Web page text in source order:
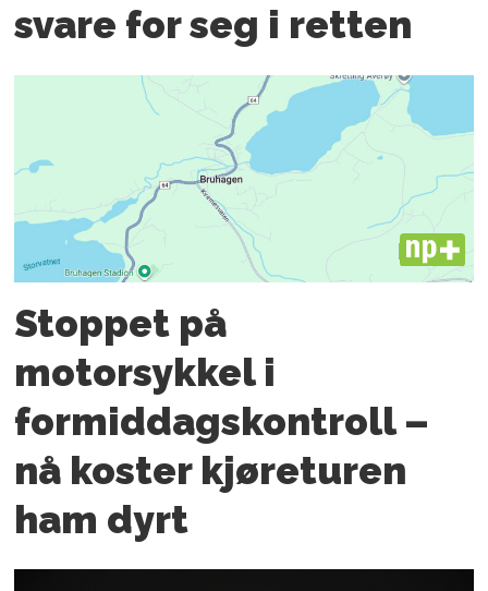
svare for seg i retten
PLUS
Stoppet på
motorsykkel i
formiddagskontroll –
nå koster kjøreturen
ham dyrt